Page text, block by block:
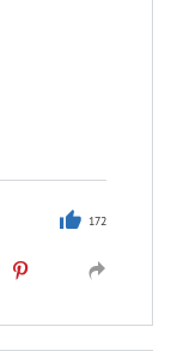
172
именины